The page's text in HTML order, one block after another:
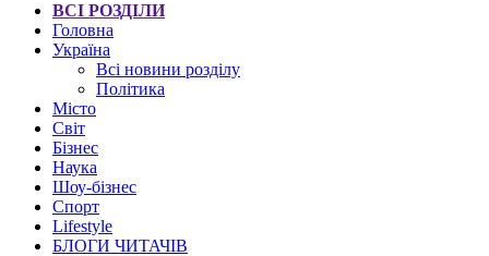
ВСІ РОЗДІЛИ
Головна
Україна
Всі новини розділу
Політика
Місто
Світ
Бізнес
Наука
Шоу-бізнес
Спорт
Lifestyle
БЛОГИ ЧИТАЧІВ